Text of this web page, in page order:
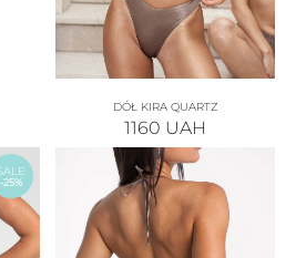
DÓŁ KIRA QUARTZ
1160 UAH
-25%